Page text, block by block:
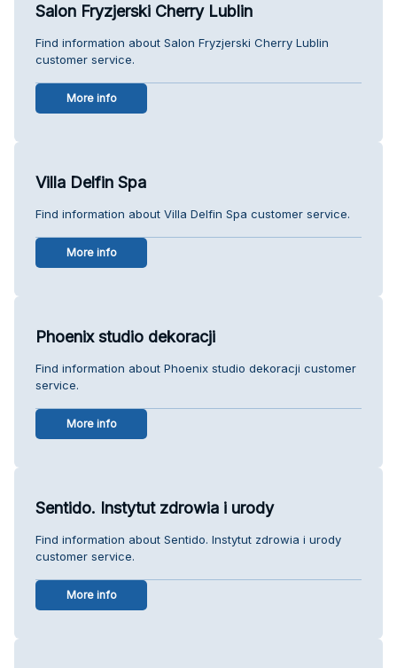
Salon Fryzjerski Cherry Lublin
Find information about Salon Fryzjerski Cherry Lublin
customer service.
More info
Villa Delfin Spa
Find information about Villa Delfin Spa customer service.
More info
Phoenix studio dekoracji
Find information about Phoenix studio dekoracji customer
service.
More info
Sentido. Instytut zdrowia i urody
Find information about Sentido. Instytut zdrowia i urody
customer service.
More info